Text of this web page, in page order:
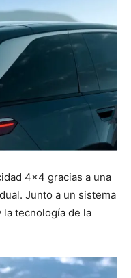
4×4 gracias a una
Junto a un sistema
la tecnología de la